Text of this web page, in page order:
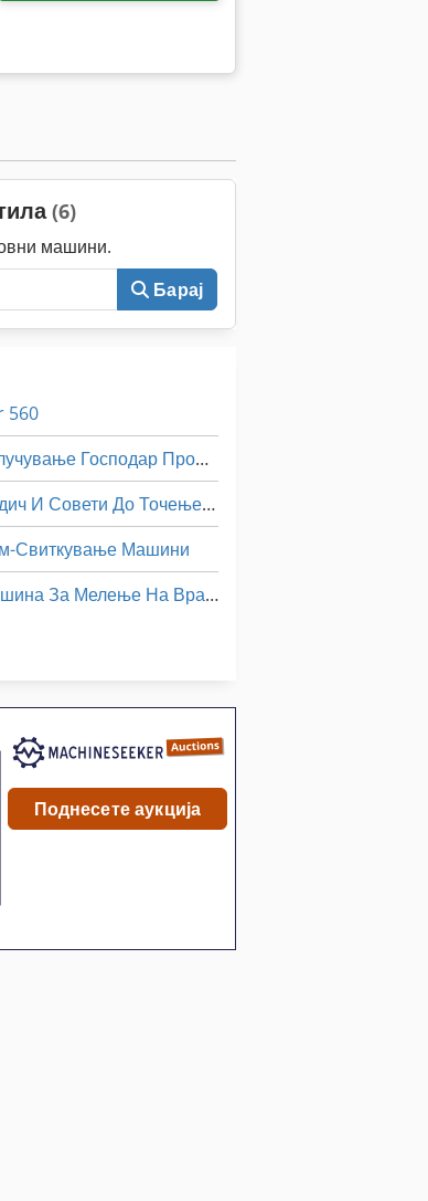
(6)
машини.
Барај
560
Вклучување Господар Профит 2
Водич И Совети До Точење Од 500 Мм Вретено
Свиткување Машини
Машина За Мелење На Вратило
Поднесете аукција